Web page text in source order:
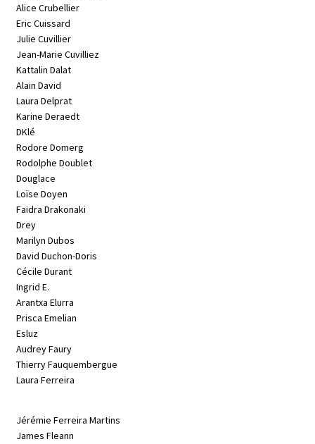
Alice Crubellier
Eric Cuissard
Julie Cuvillier
Jean-Marie Cuvilliez
Kattalin Dalat
Alain David
Laura Delprat
Karine Deraedt
DKlé
Rodore Domerg
Rodolphe Doublet
Douglace
Loïse Doyen
Faidra Drakonaki
Drey
Marilyn Dubos
David Duchon-Doris
Cécile Durant
Ingrid E.
Arantxa Elurra
Prisca Emelian
Esluz
Audrey Faury
Thierry Fauquembergue
Laura Ferreira
Jérémie Ferreira Martins
James Fleann